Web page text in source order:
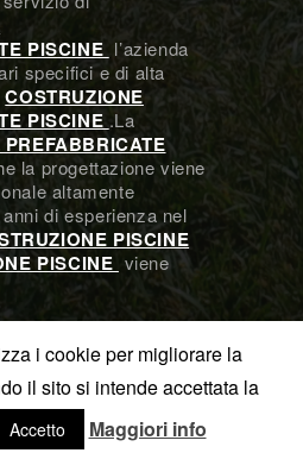
PISCINE l’azienda
specifici e di alta
COSTRUZIONE
PISCINE .La
la progettazione viene
altamente
di esperienza nel
PISCINE
PISCINE viene
- Olympic Italia - VAT-IT
- REA: 131986
i cookie per migliorare la
il sito si intende accettata la
Accetto Maggiori info